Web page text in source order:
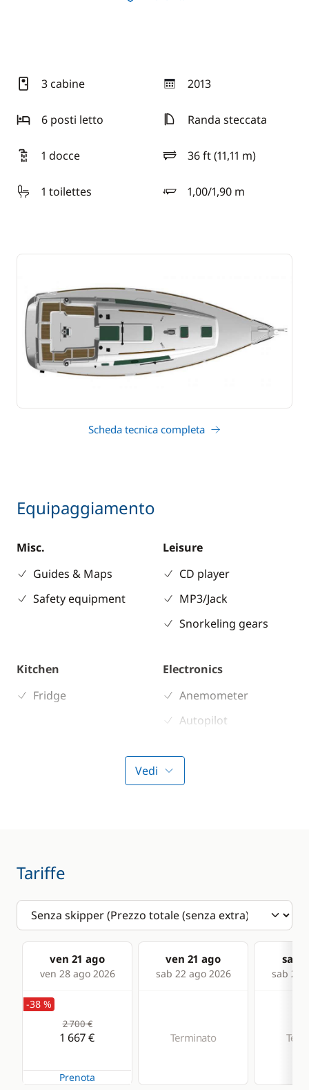
3 cabine 2013
anno
6 posti letto
Randa steccata
1 docce 36 ft (11,11 m)
lunghezza
1 toilettes
1,00/1,90 m
pescaggio
Scheda tecnica completa
Equipaggiamento
Misc.
Guides & Maps
Safety equipment
Leisure
CD player
MP3/Jack
Snorkeling gears
Kitchen
Fridge
Electronics
Anemometer
Autopilot
Bimini
Capottina
paraspruzzi
Speakers in cockpit
Solar Panel
Vedi
Tariffe
ven 21 ago
ven 28 ago 2026
ven 21 ago
sab 22 ago 2026
sab
sab 29
-38 %
2 700 €
1 667 €
Prenota
Terminato